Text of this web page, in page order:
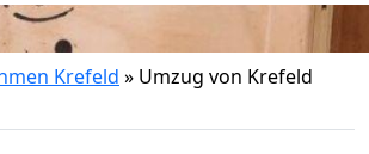
Krefeld » Umzug von Krefeld